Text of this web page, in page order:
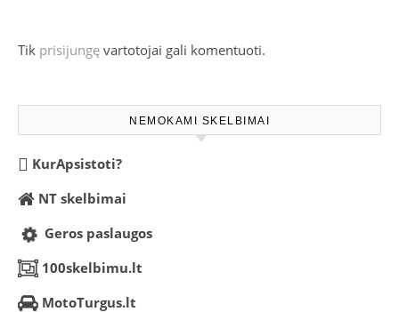
Tik prisijungę vartotojai gali komentuoti.
NEMOKAMI SKELBIMAI
KurApsistoti?
NT skelbimai
Geros paslaugos
100skelbimu.lt
MotoTurgus.lt